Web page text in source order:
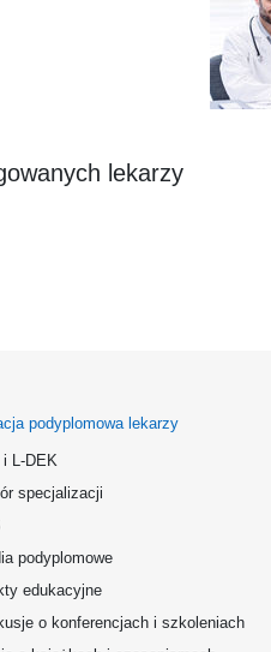
lekarzy
podyplomowa lekarzy
i L-DEK
specjalizacji
podyplomowe
edukacyjne
o konferencjach i szkoleniach